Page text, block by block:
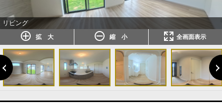
リビング
拡 大 縮 小 全画面表示